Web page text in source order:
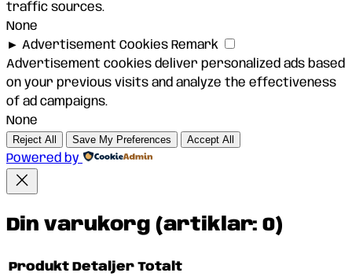
traffic sources.
None
► Advertisement Cookies Remark
Advertisement cookies deliver personalized ads based
on your previous visits and analyze the effectiveness
of ad campaigns.
None
Reject All Save My Preferences Accept All
Powered by
Din varukorg (artiklar: 0)
Produkt Detaljer Totalt